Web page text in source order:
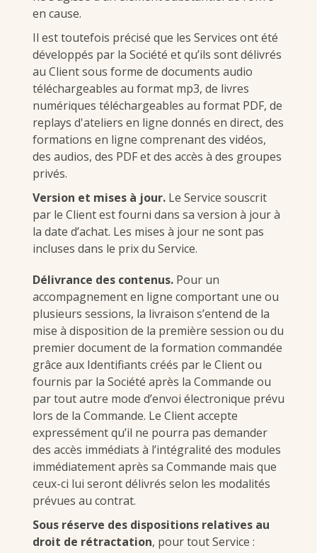
en cause.
Il est toutefois précisé que les Services ont été
développés par la Société et qu’ils sont délivrés
au Client sous forme de documents audio
téléchargeables au format mp3, de livres
numériques téléchargeables au format PDF, de
replays d'ateliers en ligne donnés en direct, des
formations en ligne comprenant des vidéos,
des audios, des PDF et des accès à des groupes
privés.
Version et mises à jour.Le Service souscrit
par le Client est fourni dans sa version à jour à
la date d’achat. Les mises à jour ne sont pas
incluses dans le prix du Service.
Délivrance des contenus.Pour un
accompagnement en ligne comportant une ou
plusieurs sessions, la livraison s’entend de la
mise à disposition de la première session ou du
premier document de la formation commandée
grâce aux Identifiants créés par le Client ou
fournis par la Société après la Commande ou
par tout autre mode d’envoi électronique prévu
lors de la Commande. Le Client accepte
expressément qu’il ne pourra pas demander
des accès immédiats à l’intégralité des modules
immédiatement après sa Commande mais que
ceux-ci lui seront délivrés selon les modalités
prévues au contrat.
Sous réserve des dispositions relatives au
droit de rétractation, pour tout Service :